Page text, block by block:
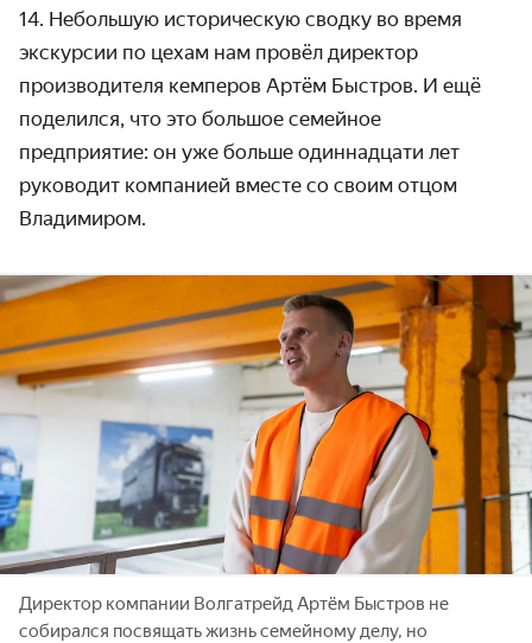
14. Небольшую историческую сводку во время
экскурсии по цехам нам провёл директор
производителя кемперов Артём Быстров. И ещё
поделился, что это большое семейное
предприятие: он уже больше одиннадцати лет
руководит компанией вместе со своим отцом
Владимиром.
Директор компании Волгатрейд Артём Быстров не
собирался посвящать жизнь семейному делу, но